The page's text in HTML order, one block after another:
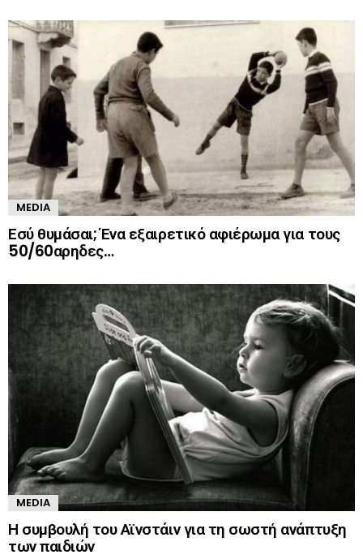
MEDIA
Εσύ θυμάσαι; Ένα εξαιρετικό αφιέρωμα για τους
50/60αρηδες…
MEDIA
Η συμβουλή του Αϊνστάιν για τη σωστή ανάπτυξη
των παιδιών